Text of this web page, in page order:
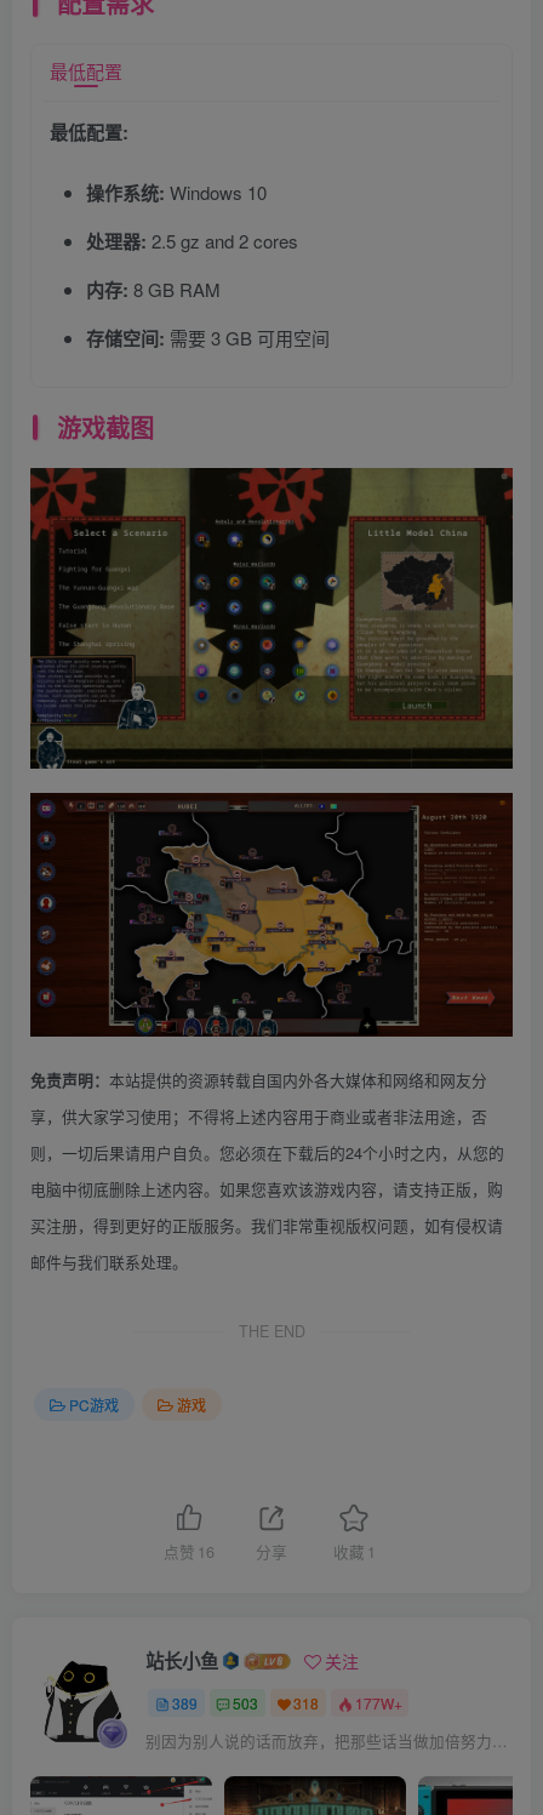
最低配置
最低配置:
操作系统: Windows 10
处理器: 2.5 gz and 2 cores
内存: 8 GB RAM
存储空间: 需要 3 GB 可用空间
游戏截图
免责声明： 本站提供的资源转载自国内外各大媒体和网络和网友分
享，供大家学习使用；不得将上述内容用于商业或者非法用途，否
则，一切后果请用户自负。您必须在下载后的24个小时之内，从您的
电脑中彻底删除上述内容。如果您喜欢该游戏内容，请支持正版，购
买注册，得到更好的正版服务。我们非常重视版权问题，如有侵权请
邮件与我们联系处理。
THE END
PC游戏 游戏
点赞 16 分享 收藏 1
站长小鱼 关注
389 503 318 177W+